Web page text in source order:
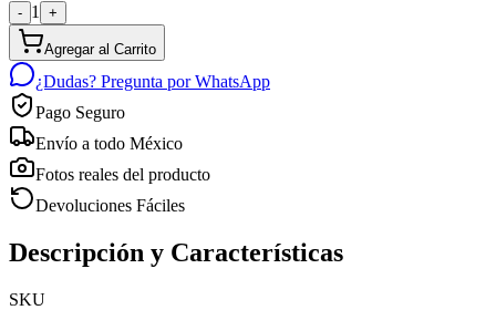
- 1 +
Agregar al Carrito
¿Dudas? Pregunta por WhatsApp
Pago Seguro
Envío a todo México
Fotos reales del producto
Devoluciones Fáciles
Descripción y Características
SKU